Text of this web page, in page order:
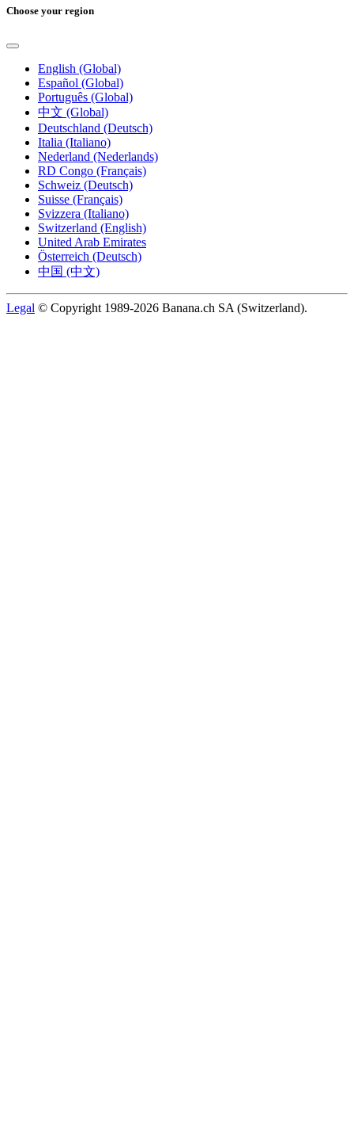
Choose your region
English (Global)
Español (Global)
Português (Global)
中文 (Global)
Deutschland (Deutsch)
Italia (Italiano)
Nederland (Nederlands)
RD Congo (Français)
Schweiz (Deutsch)
Suisse (Français)
Svizzera (Italiano)
Switzerland (English)
United Arab Emirates
Österreich (Deutsch)
中国 (中文)
Legal © Copyright 1989-2026 Banana.ch SA (Switzerland).